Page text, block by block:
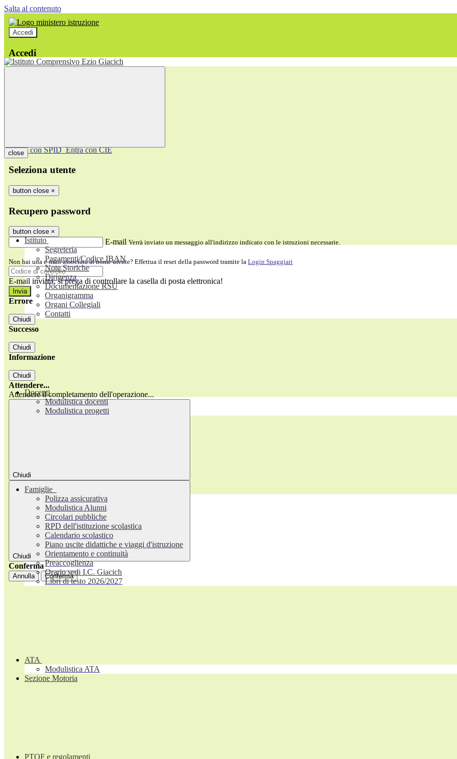
Salta al contenuto
Accedi
Accedi
Entra con SPID Entra con CIE
Seleziona utente
button close ×
Recupero password
button close ×
E-mail Verrà inviato un messaggio all'indirizzo indicato con le istruzioni necessarie.
Non hai una e-mail associata al nome utente? Effettua il reset della password tramite la Login Spaggiari
E-mail inviata, si prega di controllare la casella di posta elettronica!
Errore
Chiudi
Successo
Chiudi
Informazione
Chiudi
Attendere...
Attendere il completamento dell'operazione...
Chiudi
Chiudi
Conferma
Annulla Conferma
close
Istituto
Segreteria
Pagamenti/Codice IBAN
Note Storiche
Dirigenza
Documentazione RSU
Organigramma
Organi Collegiali
Contatti
Docenti
Modulistica docenti
Modulistica progetti
Famiglie
Polizza assicurativa
Modulistica Alunni
Circolari pubbliche
RPD dell'istituzione scolastica
Calendario scolastico
Piano uscite didattiche e viaggi d'istruzione
Orientamento e continuità
Preaccoglienza
Orario sedi I.C. Giacich
Libri di testo 2026/2027
ATA
Modulistica ATA
Sezione Motoria
PTOF e regolamenti